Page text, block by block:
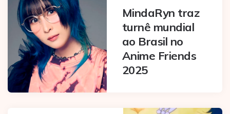
MindaRyn traz
turnê mundial
ao Brasil no
Anime Friends
2025